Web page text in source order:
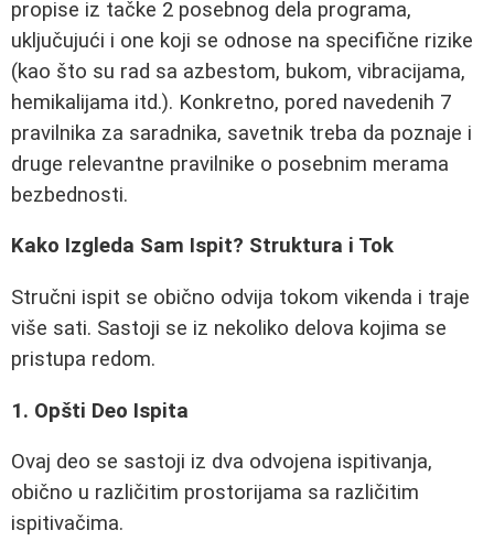
propise iz tačke 2 posebnog dela programa,
uključujući i one koji se odnose na specifične rizike
(kao što su rad sa azbestom, bukom, vibracijama,
hemikalijama itd.). Konkretno, pored navedenih 7
pravilnika za saradnika, savetnik treba da poznaje i
druge relevantne pravilnike o posebnim merama
bezbednosti.
Kako Izgleda Sam Ispit? Struktura i Tok
Stručni ispit se obično odvija tokom vikenda i traje
više sati. Sastoji se iz nekoliko delova kojima se
pristupa redom.
1. Opšti Deo Ispita
Ovaj deo se sastoji iz dva odvojena ispitivanja,
obično u različitim prostorijama sa različitim
ispitivačima.